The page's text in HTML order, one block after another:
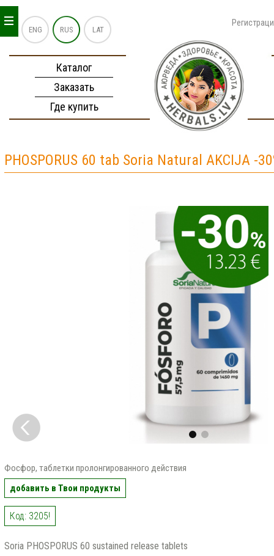
ENG RUS LAT
Каталог
Заказать
Где купить
_
_
_
PHOSPORUS 60 tab Soria Natural AKCIJA -
Фосфор, таблетки пролонгированного действия
добавить в Твои продукты
Код: 3205!
Soria PHOSPORUS 60 sustained release tablets